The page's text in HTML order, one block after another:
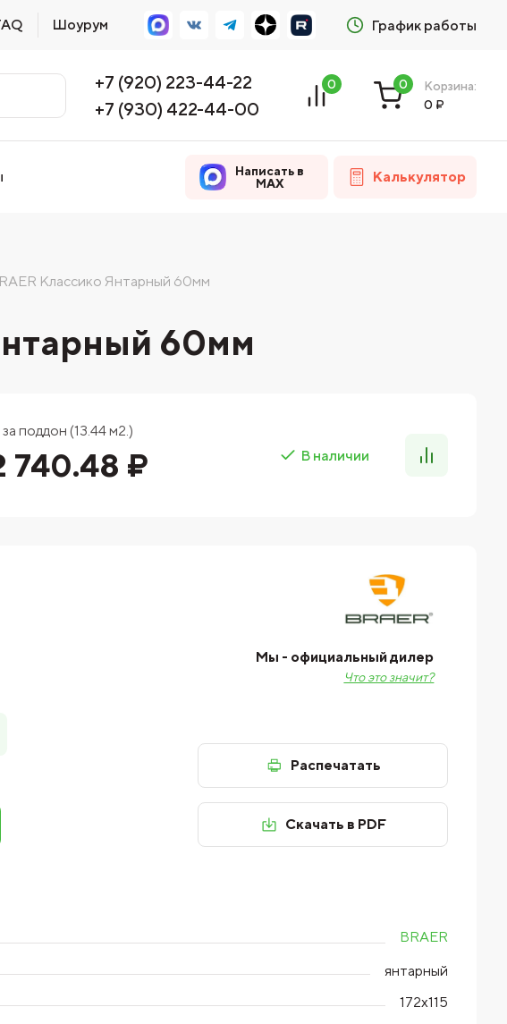
Шоурум График работы
+7 (920) 223-44-22
+7 (930) 422-44-00
0 0
Корзина:
0 ₽
Написать в
MAX
Калькулятор
Классико Янтарный 60мм
60мм
поддон (13.44 м2.)
740.48 ₽ В наличии
Мы - официальный дилер
Что это значит?
Распечатать
Скачать в PDF
BRAER
янтарный
172х115